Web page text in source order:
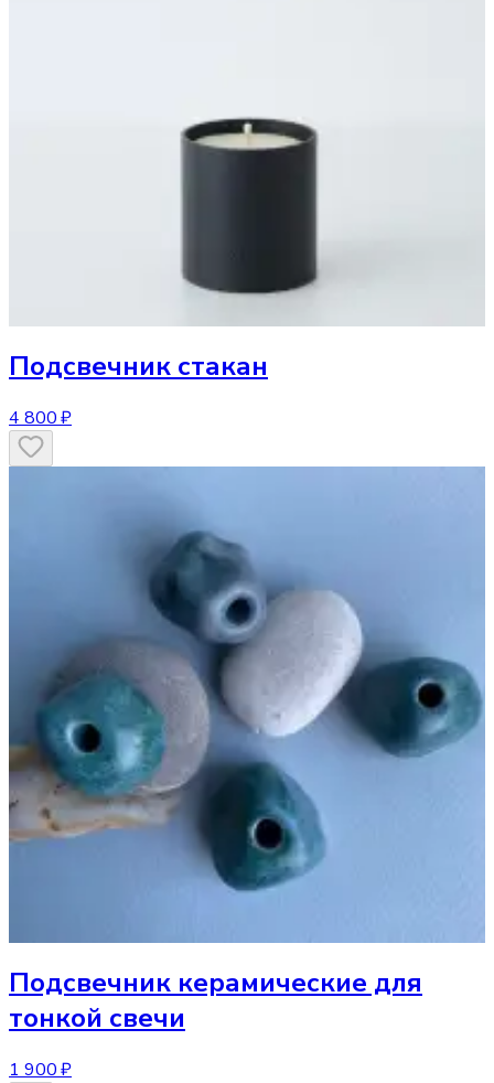
Подсвечник стакан
4 800 ₽
Подсвечник керамические для
тонкой свечи
1 900 ₽